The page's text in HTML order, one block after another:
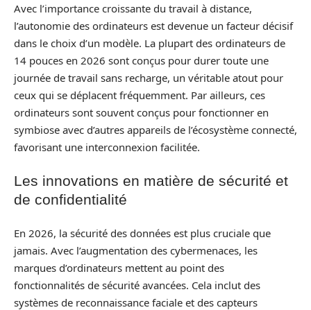
Avec l’importance croissante du travail à distance,
l’autonomie des ordinateurs est devenue un facteur décisif
dans le choix d’un modèle. La plupart des ordinateurs de
14 pouces en 2026 sont conçus pour durer toute une
journée de travail sans recharge, un véritable atout pour
ceux qui se déplacent fréquemment. Par ailleurs, ces
ordinateurs sont souvent conçus pour fonctionner en
symbiose avec d’autres appareils de l’écosystème connecté,
favorisant une interconnexion facilitée.
Les innovations en matière de sécurité et
de confidentialité
En 2026, la sécurité des données est plus cruciale que
jamais. Avec l’augmentation des cybermenaces, les
marques d’ordinateurs mettent au point des
fonctionnalités de sécurité avancées. Cela inclut des
systèmes de reconnaissance faciale et des capteurs